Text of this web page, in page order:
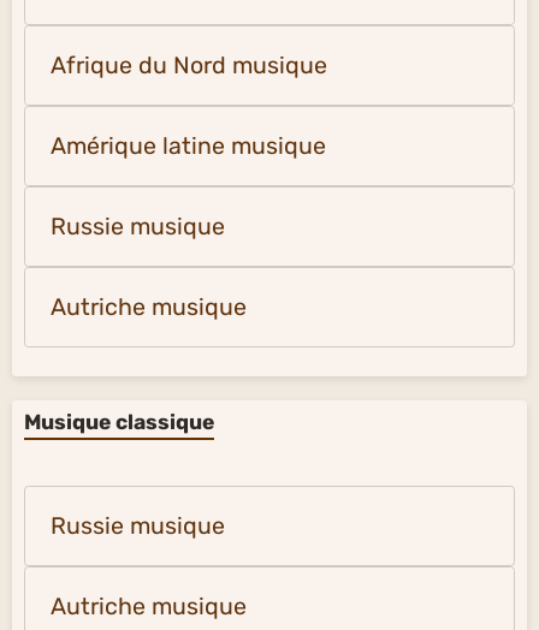
Afrique du Nord musique
Amérique latine musique
Russie musique
Autriche musique
Musique classique
Russie musique
Autriche musique